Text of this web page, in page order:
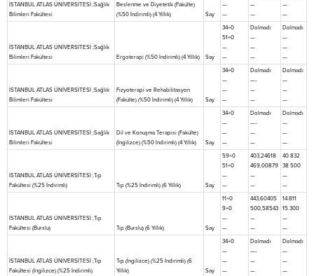
İSTANBUL ATLAS ÜNİVERSİTESİ ;Sağlık
Bilimleri Fakültesi
Beslenme ve Diyetetik (Fakülte)
(%50 İndirimli) (4 Yıllık)
Say
—
—
—
—
—
—
İSTANBUL ATLAS ÜNİVERSİTESİ ;Sağlık
Bilimleri Fakültesi
Ergoterapi (%50 İndirimli) (4 Yıllık) Say
34+0
51+0
—
—
Dolmadı
—
—
—
Dolmadı
—
—
—
İSTANBUL ATLAS ÜNİVERSİTESİ ;Sağlık
Bilimleri Fakültesi
Fizyoterapi ve Rehabilitasyon
(Fakülte) (%50 İndirimli) (4 Yıllık)
Say
34+0
—
—
—
Dolmadı
—-
—
—
Dolmadı
—
—
—
İSTANBUL ATLAS ÜNİVERSİTESİ ;Sağlık
Bilimleri Fakültesi
Dil ve Konuşma Terapisi (Fakülte)
(İngilizce) (%50 İndirimli) (4 Yıllık)
Say
34+0
—
—
—
Dolmadı
—-
—
—
Dolmadı
—
—
—
İSTANBUL ATLAS ÜNİVERSİTESİ ;Tıp
Fakültesi (%25 İndirimli)
Tıp (%25 İndirimli) (6 Yıllık) Say
59+0
51+0
—
—
403,24618
469,00879
—
—
40.832
38.500
—
—
İSTANBUL ATLAS ÜNİVERSİTESİ ;Tıp
Fakültesi (Burslu)
Tıp (Burslu) (6 Yıllık) Say
11+0
9+0
—
—
443,60405
500,58543
—
—
14.811
15.300
—
—
İSTANBUL ATLAS ÜNİVERSİTESİ ;Tıp
Fakültesi (İngilizce) (%25 İndirimli)
Tıp (İngilizce) (%25 İndirimli) (6
Yıllık)
Say
34+0
—
—
—
Dolmadı
—-
—
—
Dolmadı
—
—
—